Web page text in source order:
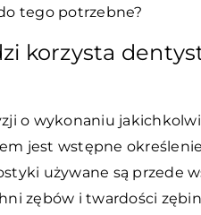
tego potrzebne?
korzysta
o wykonaniu
jest wstępne
używane są przede
zębów i twardości